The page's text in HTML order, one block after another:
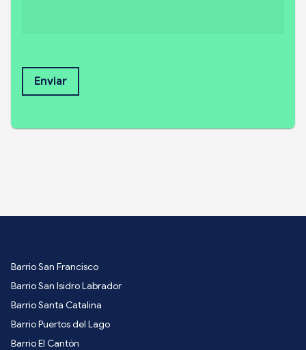
Enviar
Barrio San Francisco
Barrio San Isidro Labrador
Barrio Santa Catalina
Barrio Puertos del Lago
Barrio El Cantón